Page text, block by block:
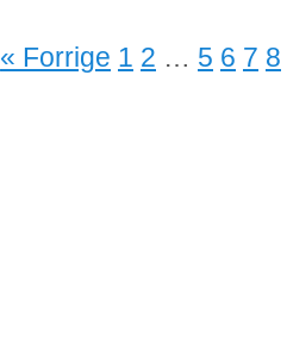
« Forrige 1 2 … 5 6 7 8